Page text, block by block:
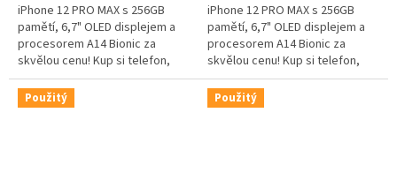
iPhone 12 PRO MAX s 256GB
pamětí, 6,7" OLED displejem a
procesorem A14 Bionic za
skvělou cenu! Kup si telefon,
který za málo peněz zahraje
spoustu muziky.
iPhone 12 PRO MAX s 256GB
pamětí, 6,7" OLED displejem a
procesorem A14 Bionic za
skvělou cenu! Kup si telefon,
který za málo peněz zahraje
spoustu muziky.
Použitý Použitý